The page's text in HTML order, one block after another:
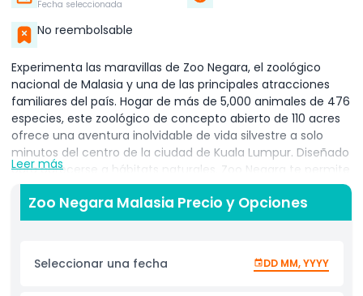
Fecha seleccionada
No reembolsable
Experimenta las maravillas de Zoo Negara, el zoológico
nacional de Malasia y una de las principales atracciones
familiares del país. Hogar de más de 5,000 animales de 476
especies, este zoológico de concepto abierto de 110 acres
ofrece una aventura inolvidable de vida silvestre a solo
minutos del centro de la ciudad de Kuala Lumpur. Diseñado
para parecerse a hábitats naturales, Zoo Negara te permite
observar a los animales de cerca en recintos espaciosos y
ecológicos donde deambulan libremente. Adéntrate en un
mundo de descubrimiento mientras exploras zonas
Aviario de Aves y Reino de Mamíferos. Uno de los puntos
destacados es el Centro de Conservación del Panda
Leer más
Zoo Negara Malasia Precio y Opciones
Seleccionar una fecha DD MM, YYYY